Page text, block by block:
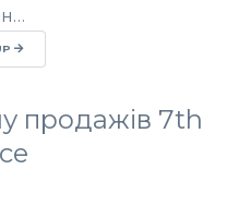
продажів 7th